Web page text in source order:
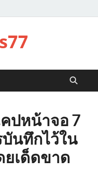
ปหน้าจอ 7
บันทึกไว้ใน
เด็ดขาด